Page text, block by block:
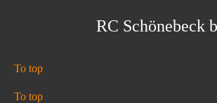
RC Schönebeck
To top
To top